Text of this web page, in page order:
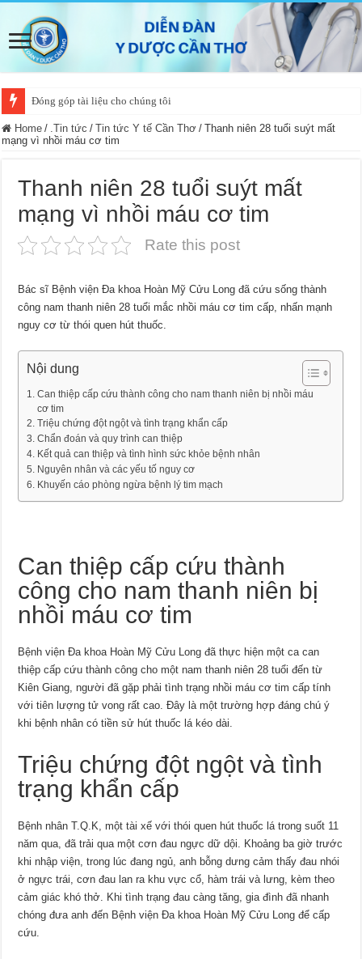
Đóng góp tài liệu cho chúng tôi
Home / .Tin tức / Tin tức Y tế Cần Thơ / Thanh niên 28 tuổi suýt mất
mạng vì nhồi máu cơ tim
Thanh niên 28 tuổi suýt mất
mạng vì nhồi máu cơ tim
Rate this post
Bác sĩ Bệnh viện Đa khoa Hoàn Mỹ Cửu Long đã cứu sống thành
công nam thanh niên 28 tuổi mắc nhồi máu cơ tim cấp, nhấn mạnh
nguy cơ từ thói quen hút thuốc.
Nội dung
Can thiệp cấp cứu thành công cho nam thanh niên bị nhồi máu
cơ tim
Triệu chứng đột ngột và tình trạng khẩn cấp
Chẩn đoán và quy trình can thiệp
Kết quả can thiệp và tình hình sức khỏe bệnh nhân
Nguyên nhân và các yếu tố nguy cơ
Khuyến cáo phòng ngừa bệnh lý tim mạch
Can thiệp cấp cứu thành
công cho nam thanh niên bị
nhồi máu cơ tim
Bệnh viện Đa khoa Hoàn Mỹ Cửu Long đã thực hiện một ca can
thiệp cấp cứu thành công cho một nam thanh niên 28 tuổi đến từ
Kiên Giang, người đã gặp phải tình trạng nhồi máu cơ tim cấp tính
với tiên lượng tử vong rất cao. Đây là một trường hợp đáng chú ý
khi bệnh nhân có tiền sử hút thuốc lá kéo dài.
Triệu chứng đột ngột và tình
trạng khẩn cấp
Bệnh nhân T.Q.K, một tài xế với thói quen hút thuốc lá trong suốt 11
năm qua, đã trải qua một cơn đau ngực dữ dội. Khoảng ba giờ trước
khi nhập viện, trong lúc đang ngủ, anh bỗng dưng cảm thấy đau nhói
ở ngực trái, cơn đau lan ra khu vực cổ, hàm trái và lưng, kèm theo
cảm giác khó thở. Khi tình trạng đau càng tăng, gia đình đã nhanh
chóng đưa anh đến Bệnh viện Đa khoa Hoàn Mỹ Cửu Long để cấp
cứu.